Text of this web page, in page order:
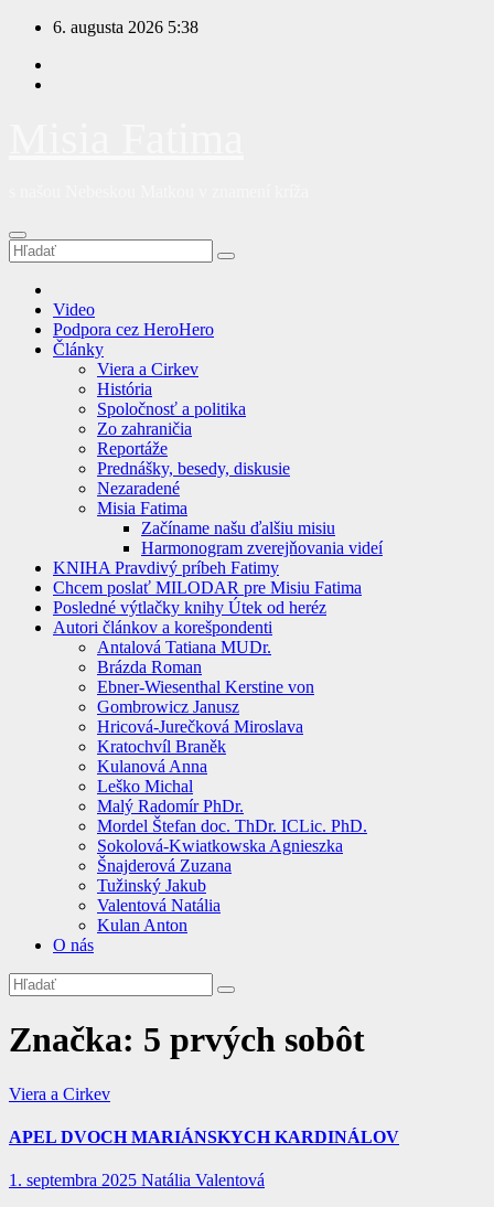
Prejsť
obsah
6. augusta 2026 5:38
Video
Podpora cez HeroHero
Články
Viera a Cirkev
História
Spoločnosť a politika
Zo zahraničia
Reportáže
Prednášky, besedy, diskusie
Nezaradené
Misia Fatima
Začíname našu ďalšiu misiu
Harmonogram zverejňovania videí
KNIHA Pravdivý príbeh Fatimy
Chcem poslať MILODAR pre Misiu Fatima
Posledné výtlačky knihy Útek od heréz
Autori článkov a korešpondenti
Antalová Tatiana MUDr.
Brázda Roman
Ebner-Wiesenthal Kerstine von
Gombrowicz Janusz
Hricová-Jurečková Miroslava
Kratochvíl Braněk
Kulanová Anna
Leško Michal
Malý Radomír PhDr.
Mordel Štefan doc. ThDr. ICLic. PhD.
Sokolová-Kwiatkowska Agnieszka
Šnajderová Zuzana
Tužinský Jakub
Valentová Natália
Kulan Anton
O nás
Značka: 5 prvých sobôt
Viera a Cirkev
APEL DVOCH MARIÁNSKYCH KARDINÁLOV
1. septembra 2025 Natália Valentová